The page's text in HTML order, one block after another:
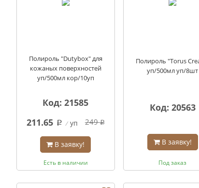
Полироль "Dutybox" для
кожаных поверхностей
уп/500мл кор/10уп
Код: 21585
211.65 q уп 249q
В заявку!
Есть в наличии
Полироль "Torus
уп/500мл уп/8шт
Код: 20563
В заявку!
Под заказ